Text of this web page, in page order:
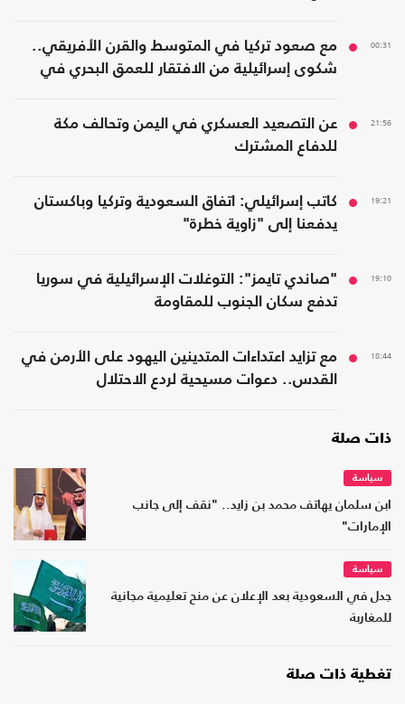
00:31
مع صعود تركيا في المتوسط والقرن الأفريقي..
شكوى إسرائيلية من الافتقار للعمق البحري في
21:56
عن التصعيد العسكري في اليمن وتحالف مكة
للدفاع المشترك
19:21
كاتب إسرائيلي: اتفاق السعودية وتركيا وباكستان
يدفعنا إلى "زاوية خطرة"
19:10
"صاندي تايمز": التوغلات الإسرائيلية في سوريا
تدفع سكان الجنوب للمقاومة
18:44
مع تزايد اعتداءات المتدينين اليهود على الأرمن في
القدس.. دعوات مسيحية لردع الاحتلال
ذات صلة
سياسة
ابن سلمان يهاتف محمد بن زايد.. "نقف إلى جانب
الإمارات"
سياسة
جدل في السعودية بعد الإعلان عن منح تعليمية مجانية
للمغاربة
تغطية ذات صلة